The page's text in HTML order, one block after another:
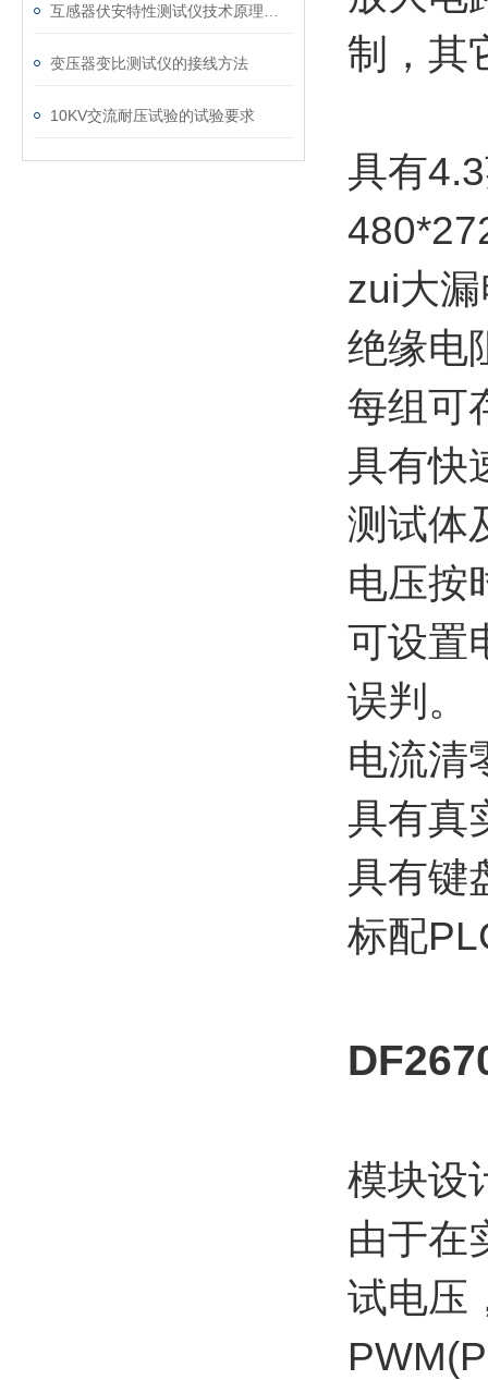
变压器变比测试仪的接线方法
10KV交流耐压试验的试验要求
制，其
具有
zui大
绝缘电
每组可
具有快
测试体
电压按
可设置
误判。
电流清
具有真
具有键
标配
模块设
由于在
试电压